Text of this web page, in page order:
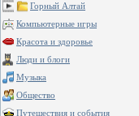
Горный Алтай
Компьютерные игры
Красота и здоровье
Люди и блоги
Музыка
Общество
Путешествия и события